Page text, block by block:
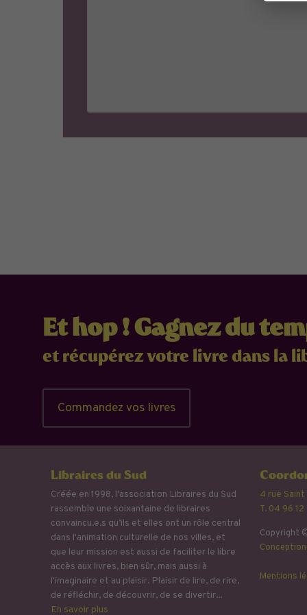
Et hop ! Gagnez du
et récupérez votre livre dans la
Commandez vos livres
Libraires du Sud
Créée en 1998, l'association Libraires du Sud
rassemble une soixantaine de libraires
convaincu.e.s qu’ils et elles ont un rôle central
dans l'animation culturelle de nos villes, et
que leur mission est aussi de faciliter le libre
accès aux livres, bien sûr, mais aussi à
l'imaginaire et au plaisir. Plaisir de lire, de rire,
de réfléchir, de découvrir, de se divertir...
En savoir plus
4 rue Saint
T. 04 96
Copyright
Mentions